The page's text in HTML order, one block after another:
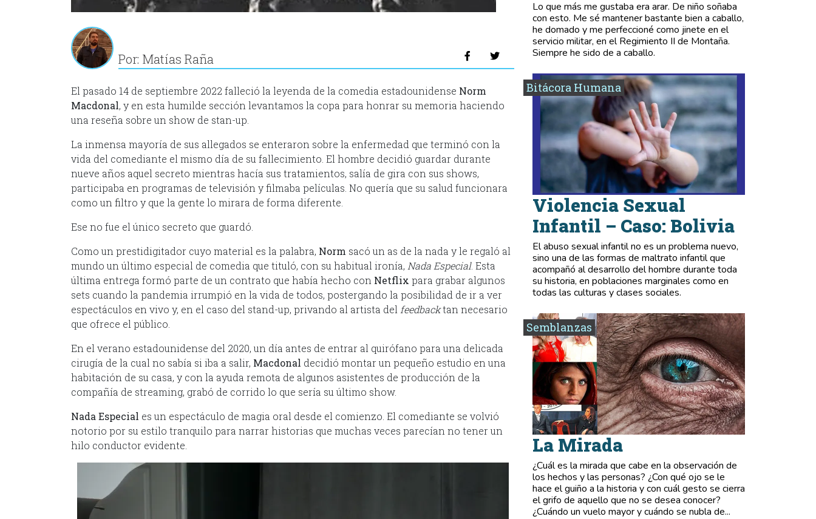
Por: Matías Raña
El pasado 14 de septiembre 2022 falleció la leyenda de la comedia estadounidense Norm
Macdonal, y en esta humilde sección levantamos la copa para honrar su memoria haciendo
una reseña sobre un show de stan-up.
La inmensa mayoría de sus allegados se enteraron sobre la enfermedad que terminó con la
vida del comediante el mismo día de su fallecimiento. El hombre decidió guardar durante
nueve años aquel secreto mientras hacía sus tratamientos, salía de gira con sus shows,
participaba en programas de televisión y filmaba películas. No quería que su salud funcionara
como un filtro y que la gente lo mirara de forma diferente.
Ese no fue el único secreto que guardó.
Como un prestidigitador cuyo material es la palabra, Norm sacó un as de la nada y le regaló al
mundo un último especial de comedia que tituló, con su habitual ironía, Nada Especial. Esta
última entrega formó parte de un contrato que había hecho con Netflix para grabar algunos
sets cuando la pandemia irrumpió en la vida de todos, postergando la posibilidad de ir a ver
espectáculos en vivo y, en el caso del stand-up, privando al artista del feedbacktan necesario
que ofrece el público.
En el verano estadounidense del 2020, un día antes de entrar al quirófano para una delicada
cirugía de la cual no sabía si iba a salir, Macdonal decidió montar un pequeño estudio en una
habitación de su casa, y con la ayuda remota de algunos asistentes de producción de la
compañía de streaming, grabó de corrido lo que sería su último show.
Nada Especial es un espectáculo de magia oral desde el comienzo. El comediante se volvió
notorio por su estilo tranquilo para narrar historias que muchas veces parecían no tener un
hilo conductor evidente.
Lo que más me gustaba era arar. De niño soñaba
con esto. Me sé mantener bastante bien a caballo,
he domado y me perfeccioné como jinete en el
servicio militar, en el Regimiento II de Montaña.
Siempre he sido de a caballo.
Bitácora Humana
Violencia Sexual
Infantil – Caso: Bolivia
El abuso sexual infantil no es un problema nuevo,
sino una de las formas de maltrato infantil que
acompañó al desarrollo del hombre durante toda
su historia, en poblaciones marginales como en
todas las culturas y clases sociales.
Semblanzas
La Mirada
¿Cuál es la mirada que cabe en la observación de
los hechos y las personas? ¿Con qué ojo se le
hace el guiño a la historia y con cuál gesto se cierra
el grifo de aquello que no se desea conocer?
¿Cuándo un vuelo mayor y cuándo se nubla de...